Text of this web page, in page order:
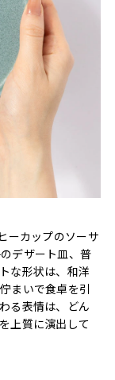
ーカップのソーサ
デザート皿、普
な形状は、和洋
まいで食卓を引
る表情は、どん
上質に演出して